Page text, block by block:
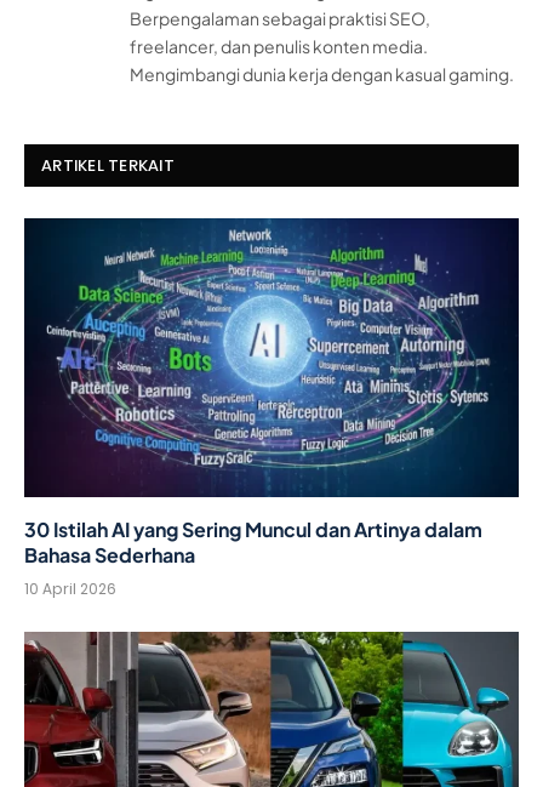
Berpengalaman sebagai praktisi SEO,
freelancer, dan penulis konten media.
Mengimbangi dunia kerja dengan kasual gaming.
ARTIKEL TERKAIT
30 Istilah AI yang Sering Muncul dan Artinya dalam
Bahasa Sederhana
10 April 2026